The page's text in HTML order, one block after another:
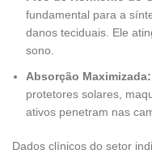
fundamental para a
danos teciduais. Ele
sono.
Absorção Maximizada:
protetores solares,
ativos penetram nas
Dados clínicos do setor